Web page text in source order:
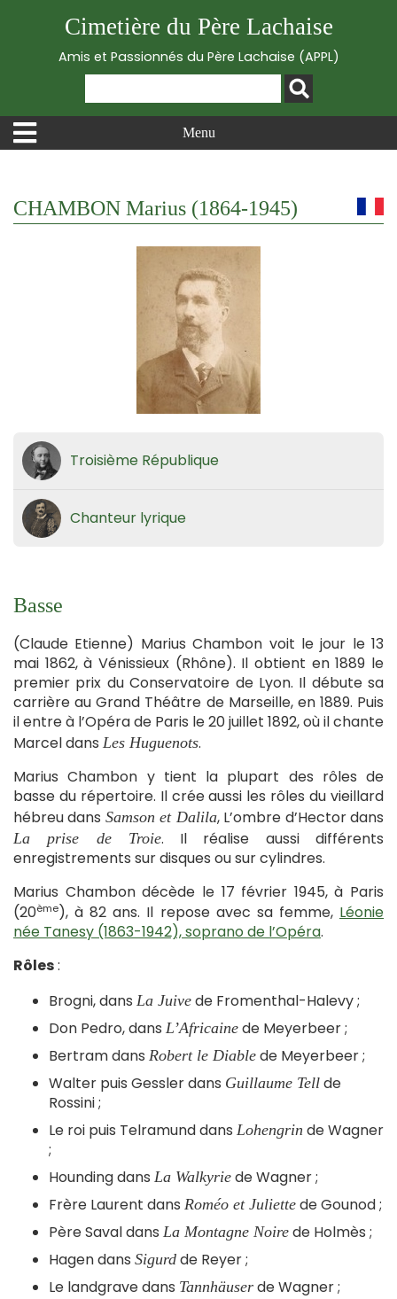
Cimetière du Père Lachaise
Amis et Passionnés du Père Lachaise (APPL)
Menu
CHAMBON Marius (1864-1945)
Troisième République
Chanteur lyrique
Basse
(Claude Etienne) Marius Chambon voit le jour le 13
mai 1862, à Vénissieux (Rhône). Il obtient en 1889 le
premier prix du Conservatoire de Lyon. Il débute sa
carrière au Grand Théâtre de Marseille, en 1889. Puis
il entre à l’Opéra de Paris le 20 juillet 1892, où il chante
Marcel dans Les Huguenots.
Marius Chambon y tient la plupart des rôles de
basse du répertoire. Il crée aussi les rôles du vieillard
hébreu dans Samson et Dalila, L’ombre d’Hector dans
La prise de Troie. Il réalise aussi différents
enregistrements sur disques ou sur cylindres.
Marius Chambon décède le 17 février 1945, à Paris
(20ème), à 82 ans. Il repose avec sa femme, Léonie
née Tanesy (1863-1942), soprano de l’Opéra.
Rôles:
Brogni, dans La Juive de Fromenthal-Halevy ;
Don Pedro, dans L’Africaine de Meyerbeer ;
Bertram dans Robert le Diable de Meyerbeer ;
Walter puis Gessler dans Guillaume Tell de
Rossini ;
Le roi puis Telramund dans Lohengrin de Wagner
;
Hounding dans La Walkyrie de Wagner ;
Frère Laurent dans Roméo et Juliette de Gounod ;
Père Saval dans La Montagne Noire de Holmès ;
Hagen dans Sigurd de Reyer ;
Le landgrave dans Tannhäuser de Wagner ;